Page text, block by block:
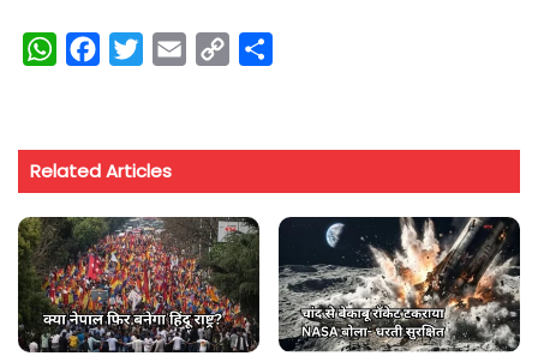
W
t
s
A
p
p
e
b
o
o
k
t
t
e
r
i
y
i
n
k
r
Related Articles